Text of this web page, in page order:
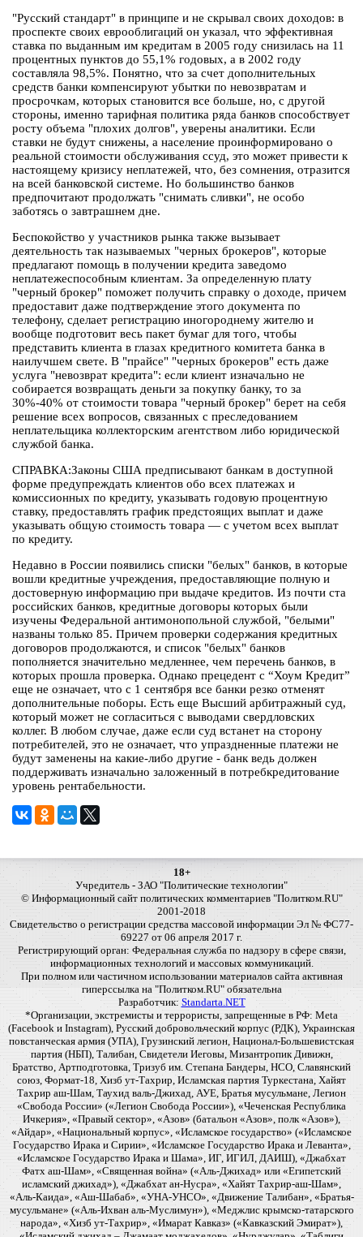
"Русский стандарт" в принципе и не скрывал своих доходов: в
проспекте своих еврооблигаций он указал, что эффективная
ставка по выданным им кредитам в 2005 году снизилась на 11
процентных пунктов до 55,1% годовых, а в 2002 году
составляла 98,5%. Понятно, что за счет дополнительных
средств банки компенсируют убытки по невозвратам и
просрочкам, которых становится все больше, но, с другой
стороны, именно тарифная политика ряда банков способствует
росту объема "плохих долгов", уверены аналитики. Если
ставки не будут снижены, а население проинформировано о
реальной стоимости обслуживания ссуд, это может привести к
настоящему кризису неплатежей, что, без сомнения, отразится
на всей банковской системе. Но большинство банков
предпочитают продолжать "снимать сливки", не особо
заботясь о завтрашнем дне.
Беспокойство у участников рынка также вызывает
деятельность так называемых "черных брокеров", которые
предлагают помощь в получении кредита заведомо
неплатежеспособным клиентам. За определенную плату
"черный брокер" поможет получить справку о доходе, причем
предоставит даже подтверждение этого документа по
телефону, сделает регистрацию иногороднему жителю и
вообще подготовит весь пакет бумаг для того, чтобы
представить клиента в глазах кредитного комитета банка в
наилучшем свете. В "прайсе" "черных брокеров" есть даже
услуга "невозврат кредита": если клиент изначально не
собирается возвращать деньги за покупку банку, то за
30%-40% от стоимости товара "черный брокер" берет на себя
решение всех вопросов, связанных с преследованием
неплательщика коллекторским агентством либо юридической
службой банка.
СПРАВКА:Законы США предписывают банкам в доступной
форме предупреждать клиентов обо всех платежах и
комиссионных по кредиту, указывать годовую процентную
ставку, предоставлять график предстоящих выплат и даже
указывать общую стоимость товара — с учетом всех выплат
по кредиту.
Недавно в России появились списки "белых" банков, в которые
вошли кредитные учреждения, предоставляющие полную и
достоверную информацию при выдаче кредитов. Из почти ста
российских банков, кредитные договоры которых были
изучены Федеральной антимонопольной службой, "белыми"
названы только 85. Причем проверки содержания кредитных
договоров продолжаются, и список "белых" банков
пополняется значительно медленнее, чем перечень банков, в
которых прошла проверка. Однако прецедент с “Хоум Кредит”
еще не означает, что с 1 сентября все банки резко отменят
дополнительные поборы. Есть еще Высший арбитражный суд,
который может не согласиться с выводами свердловских
коллег. В любом случае, даже если суд встанет на сторону
потребителей, это не означает, что упраздненные платежи не
будут заменены на какие-либо другие - банк ведь должен
поддерживать изначально заложенный в потребкредитование
уровень рентабельности.
18+
Учредитель - ЗАО "Политические технологии"
© Информационный сайт политических комментариев "Политком.RU"
2001-2018
Свидетельство о регистрации средства массовой информации Эл № ФС77-
69227 от 06 апреля 2017 г.
Регистрирующий орган: Федеральная служба по надзору в сфере связи,
информационных технологий и массовых коммуникаций.
При полном или частичном использовании материалов сайта активная
гиперссылка на "Политком.RU" обязательна
Разработчик: Standarta.NET
*Организации, экстремисты и террористы, запрещенные в РФ: Meta
(Facebook и Instagram), Русский добровольческий корпус (РДК), Украинская
повстанческая армия (УПА), Грузинский легион, Национал-Большевистская
партия (НБП), Талибан, Свидетели Иеговы, Мизантропик Дивижн,
Братство, Артподготовка, Тризуб им. Степана Бандеры, НСО, Славянский
союз, Формат-18, Хизб ут-Тахрир, Исламская партия Туркестана, Хайят
Тахрир аш-Шам, Таухид валь-Джихад, АУЕ, Братья мусульмане, Легион
«Свобода России» («Легион Свобода России»), «Чеченская Республика
Ичкерия», «Правый сектор», «Азов» (батальон «Азов», полк «Азов»),
«Айдар», «Национальный корпус», «Исламское государство» («Исламское
Государство Ирака и Сирии», «Исламское Государство Ирака и Леванта»,
«Исламское Государство Ирака и Шама», ИГ, ИГИЛ, ДАИШ), «Джабхат
Фатх аш-Шам», «Священная война» («Аль-Джихад» или «Египетский
исламский джихад»), «Джабхат ан-Нусра», «Хайят Тахрир-аш-Шам»,
«Аль-Каида», «Аш-Шабаб», «УНА-УНСО», «Движение Талибан», «Братья-
мусульмане» («Аль-Ихван аль-Муслимун»), «Меджлис крымско-татарского
народа», «Хизб ут-Тахрир», «Имарат Кавказ» («Кавказский Эмират»),